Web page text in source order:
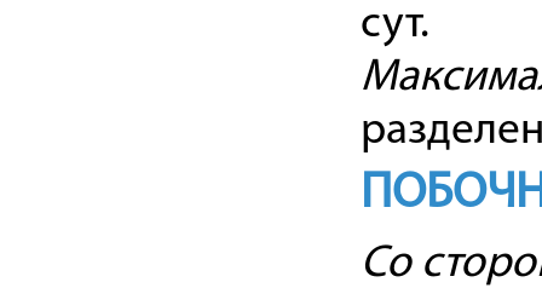
сут.
Со